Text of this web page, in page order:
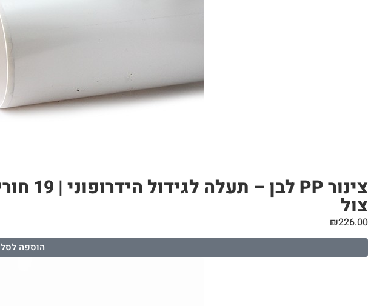
צול
₪226.00
הוספה לסל